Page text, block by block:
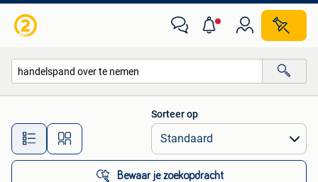
Alle afstanden…
Sorteer op
Bewaar je zoekopdracht